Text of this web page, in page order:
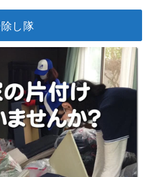
し隊